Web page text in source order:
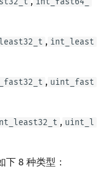
, int_least
, uint_fast
, uint_l
8 种类型：